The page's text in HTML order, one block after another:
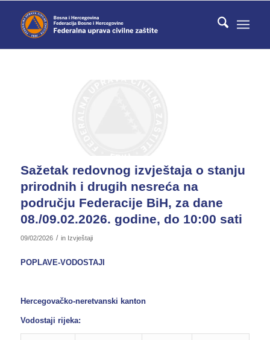
Sažetak redovnog izvještaja o stanju
prirodnih i drugih nesreća na
području Federacije BiH, za dane
08./09.02.2026. godine, do 10:00 sati
09/02/2026 / in Izvještaji
POPLAVE-VODOSTAJI
Hercegovačko-neretvanski kanton
Vodostaji rijeka: